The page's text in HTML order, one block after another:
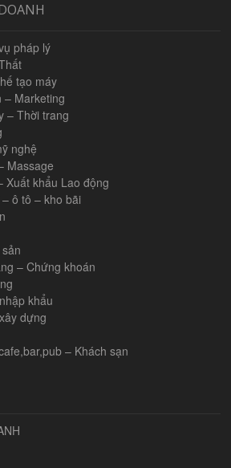
pháp lý
tạo máy
– Marketing
– Thời trang
nghệ
Massage
Xuất khẩu Lao động
ô tô – kho bãi
– Chứng khoán
khẩu
dựng
– Khách sạn